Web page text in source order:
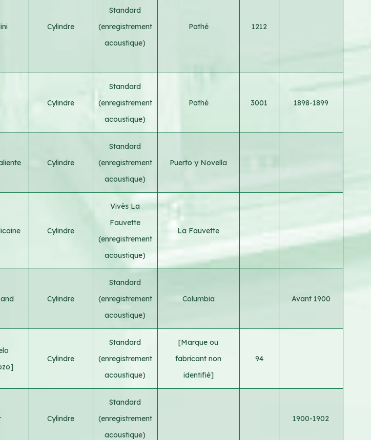
Cylindre
Standard
(enregistrement
acoustique)
Pathé 1212
Cylindre
Standard
(enregistrement
acoustique)
Pathé 3001 1898-1899
Cylindre
Standard
(enregistrement
acoustique)
Puerto y Novella
Cylindre
Vivès La
Fauvette
(enregistrement
acoustique)
La Fauvette
Cylindre
Standard
(enregistrement
acoustique)
Columbia Avant 1900
Cylindre
Standard
(enregistrement
acoustique)
[Marque ou
fabricant non
identifié]
94
Cylindre
Standard
(enregistrement
acoustique)
1900-1902